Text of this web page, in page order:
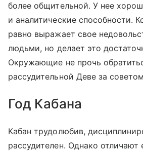
более общительной. У нее
и аналитические способности.
равно выражает свое
людьми, но делает это
Окружающие не прочь
рассудительной Деве за
Год Кабана
Кабан трудолюбив,
рассудителен. Однако отличают